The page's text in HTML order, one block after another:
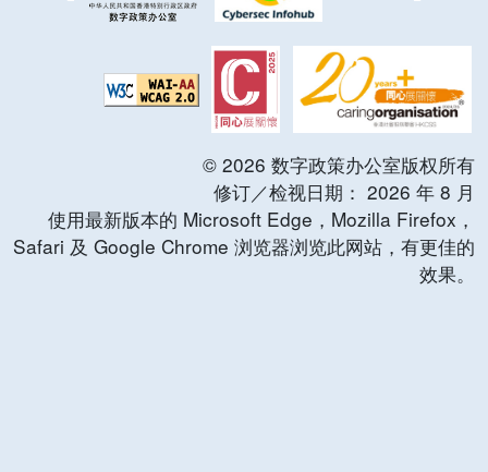
© 2026 数字政策办公室版权所有
修订／检视日期： 2026 年 8 月
使用最新版本的 Microsoft Edge，Mozilla Firefox，
Safari 及 Google Chrome 浏览器浏览此网站，有更佳的
效果。